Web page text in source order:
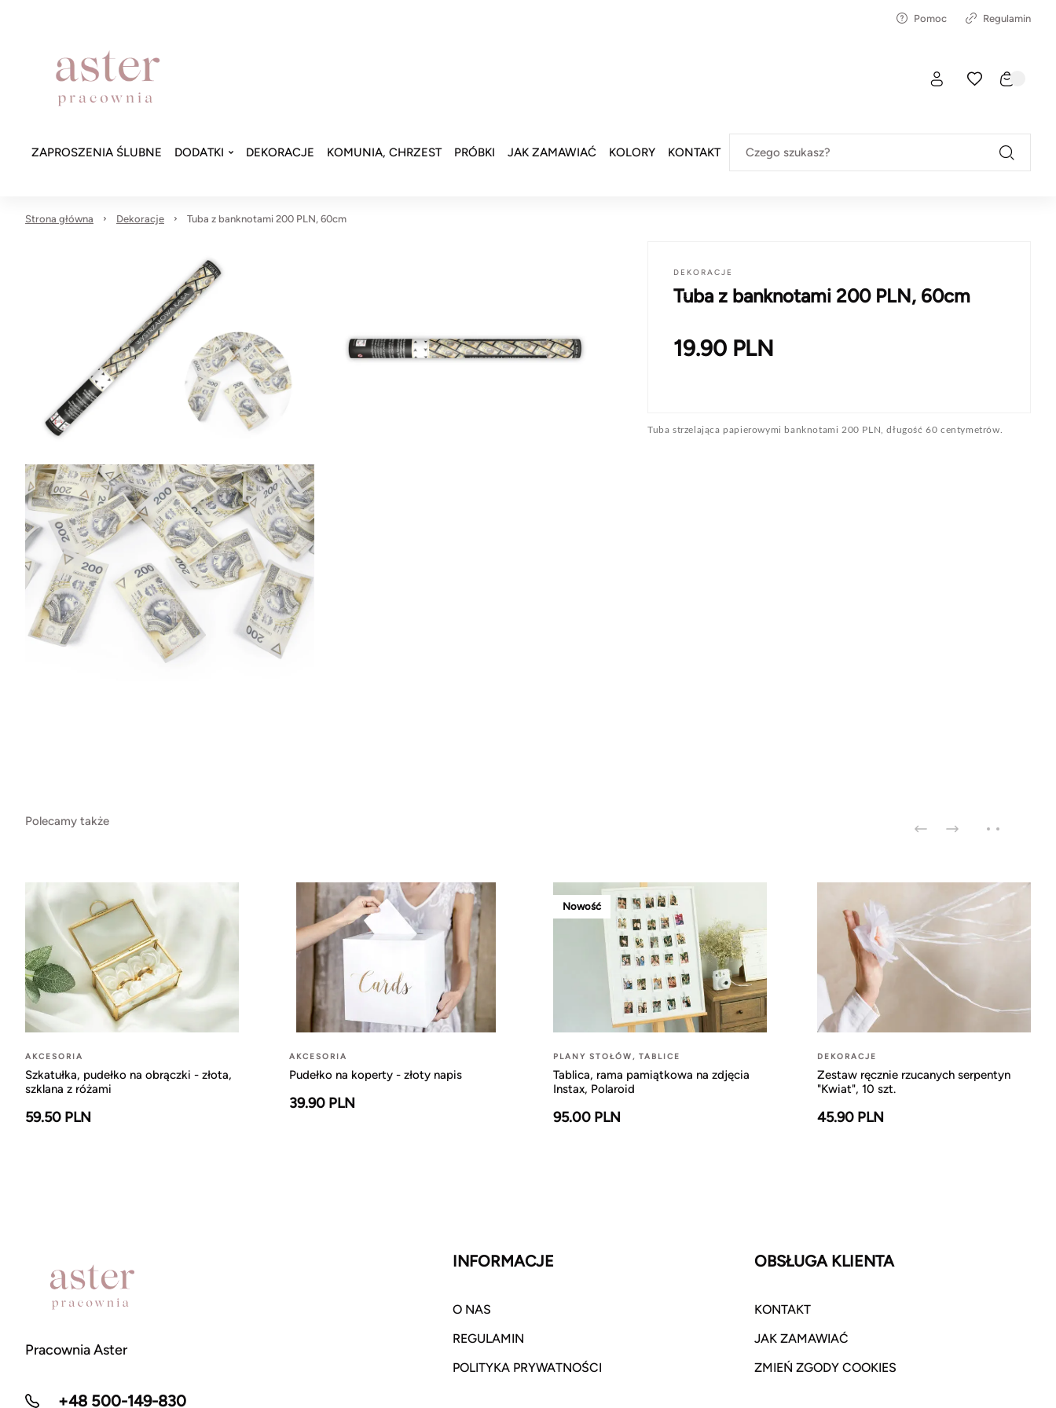
Pomoc Regulamin
ZAPROSZENIA ŚLUBNE DODATKI DEKORACJE KOMUNIA, CHRZEST PRÓBKI JAK ZAMAWIAĆ KOLORY KONTAKT Czego szukasz?
Strona główna Dekoracje Tuba z banknotami 200 PLN, 60cm
DEKORACJE
Tuba z banknotami 200 PLN, 60cm
19.90 PLN
Tuba strzelająca papierowymi banknotami 200 PLN, długość 60 centymetrów.
Polecamy także
AKCESORIA
Szkatułka, pudełko na obrączki - złota,
szklana z różami
59.50 PLN
AKCESORIA
Pudełko na koperty - złoty napis
39.90 PLN
Nowość
PLANY STOŁÓW, TABLICE
Tablica, rama pamiątkowa na zdjęcia
Instax, Polaroid
95.00 PLN
DEKORACJE
Zestaw ręcznie rzucanych serpentyn
"Kwiat", 10 szt.
45.90 PLN
Pracownia Aster
+48 500-149-830
INFORMACJE
O NAS
REGULAMIN
POLITYKA PRYWATNOŚCI
OBSŁUGA KLIENTA
KONTAKT
JAK ZAMAWIAĆ
ZMIEŃ ZGODY COOKIES